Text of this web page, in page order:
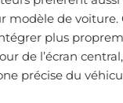
modèle de voiture.
plus
de l’écran
précise du